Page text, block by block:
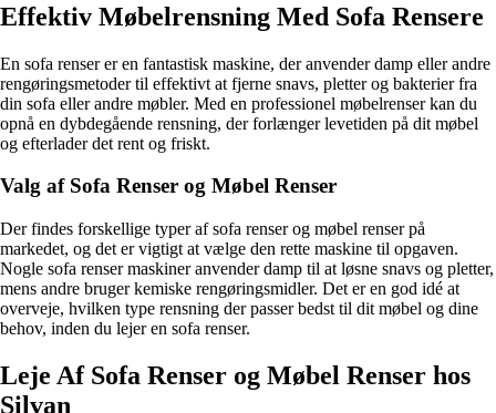
Effektiv Møbelrensning Med Sofa Rensere
En sofa renser er en fantastisk maskine, der anvender damp eller andre
rengøringsmetoder til effektivt at fjerne snavs, pletter og bakterier fra
din sofa eller andre møbler. Med en professionel møbelrenser kan du
opnå en dybdegående rensning, der forlænger levetiden på dit møbel
og efterlader det rent og friskt.
Valg af Sofa Renser og Møbel Renser
Der findes forskellige typer af sofa renser og møbel renser på
markedet, og det er vigtigt at vælge den rette maskine til opgaven.
Nogle sofa renser maskiner anvender damp til at løsne snavs og pletter,
mens andre bruger kemiske rengøringsmidler. Det er en god idé at
overveje, hvilken type rensning der passer bedst til dit møbel og dine
behov, inden du lejer en sofa renser.
Leje Af Sofa Renser og Møbel Renser hos
Silvan